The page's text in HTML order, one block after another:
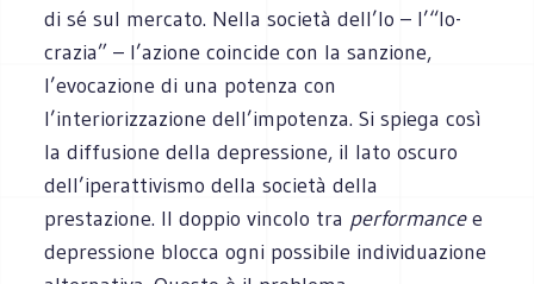
di sé sul mercato. Nella società dell’Io – l’“Io-
crazia” – l’azione coincide con la sanzione,
l’evocazione di una potenza con
l’interiorizzazione dell’impotenza. Si spiega così
la diffusione della depressione, il lato oscuro
dell’iperattivismo della società della
prestazione. Il doppio vincolo tra performancee
depressione blocca ogni possibile individuazione